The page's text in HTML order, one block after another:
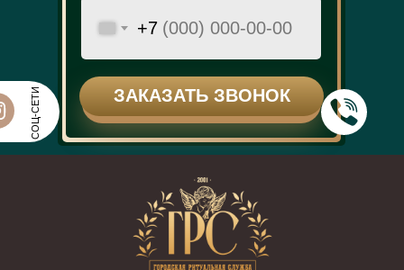
ЗАКАЗАТЬ ЗВОНОК
ЗАКАЗАТЬ ЗВОНОК
+7
СОЦ-СЕТИ